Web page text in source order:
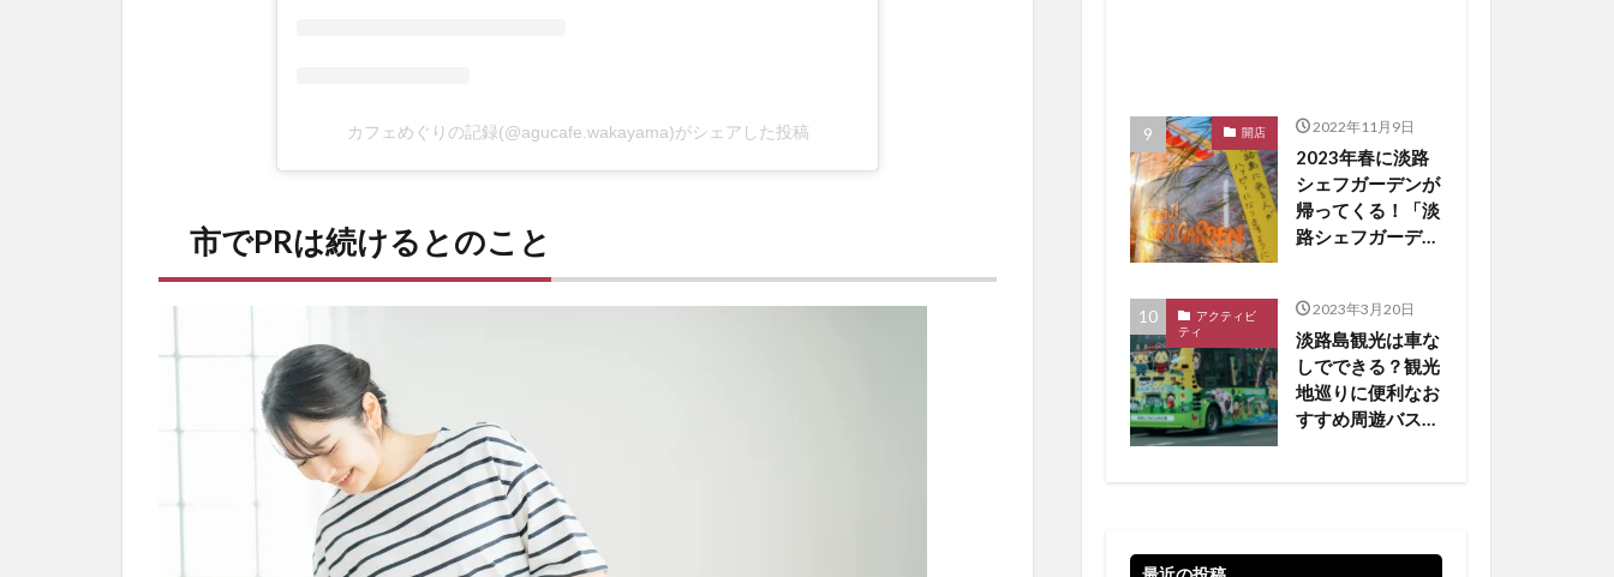
カフェめぐりの記録(@agucafe.wakayama)がシェアした投稿
市でPRは続けるとのこと
開店 2022年11月9日
2023年春に淡路
シェフガーデンが
帰ってくる！「淡
路シェフガーデン
アクティビ
ティ
2023年3月20日
淡路島観光は車な
しでできる？観光
地巡りに便利なお
すすめ周遊バスを